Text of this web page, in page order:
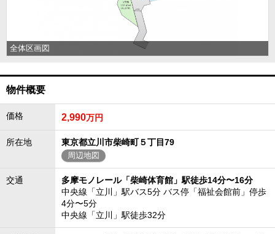
全体区画図
物件概要
価格 2,990万円
所在地 東京都立川市柴崎町５丁目79
周辺地図
交通
多摩モノレール「柴崎体育館」駅徒歩14分〜16分
中央線「立川」駅バス5分 バス停「福祉会館前」停歩
4分〜5分
中央線「立川」駅徒歩32分